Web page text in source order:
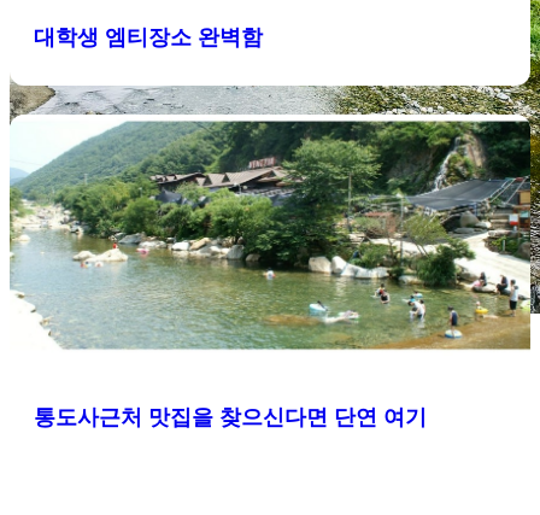
대학생 엠티장소 완벽함
통도사근처 맛집을 찾으신다면 단연 여기